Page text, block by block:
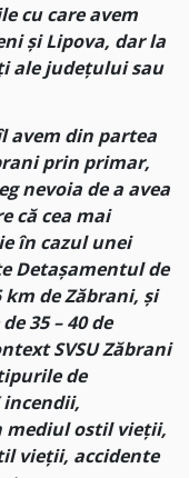
cu care avem
și Lipova, dar la
ale județului sau
din partea
prin primar,
nevoia de a avea
că cea mai
în cazul unei
Detașamentul de
de Zăbrani, și
35 – 40 de
SVSU Zăbrani
de
mediul ostil vieții,
vieții, accidente